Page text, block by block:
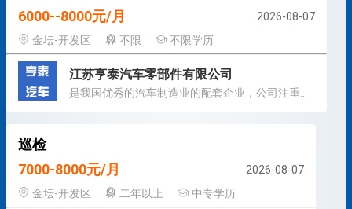
6000--8000元/月
2026-08-07
金坛-开发区
不限 不限学历
江苏亨泰汽车零部件有限公司
巡检
7000-8000元/月
2026-08-07
金坛-开发区
二年以上 中专学历